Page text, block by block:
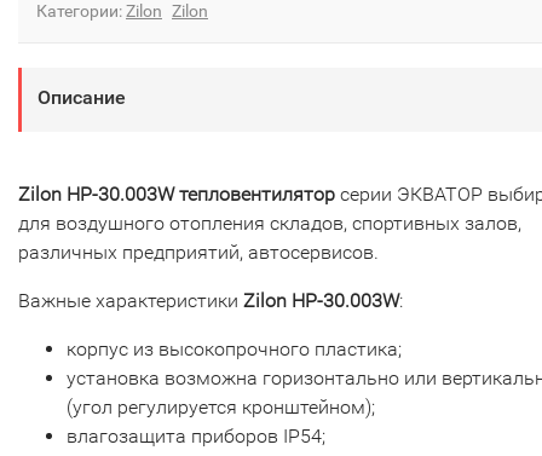
Категории:Zilon Zilon
Описание
Zilon HР-30.003W тепловентилятор серии ЭКВАТОР
для воздушного отопления складов, спортивных залов,
различных предприятий, автосервисов.
Важные характеристики Zilon HР-30.003W:
корпус из высокопрочного пластика;
установка возможна горизонтально или
(угол регулируется кронштейном);
влагозащита приборов IP54;